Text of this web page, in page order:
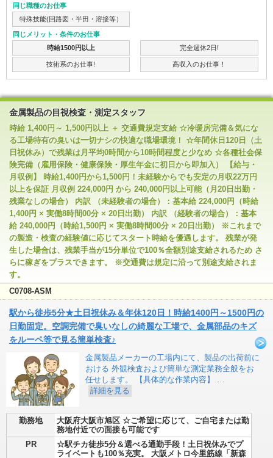
同じ職種のお仕事
特殊技能(回路図・半田・溶接等）
同じメリット・条件のお仕事
時給1500円以上
完全週休2日!
技術系のお仕事! 高収入のお仕事！
金属製品の目視検査・測定スタッフ
時給 1,400円～ 1,500円以上 ＋ 交通費規定支給 ☆冷暖房完備＆気にな
る工場特有の臭いは一切ナシの快適な職場環境！ ☆年間休日120日（土
日祝休み）で残業は月平均0時間から10時間程度と少なめ ☆各種社会保
険完備（雇用保険・健康保険・厚生年金に初日から即加入） 【給与・
月収例】 時給1,400円から1,500円！未経験からでも安定の月収22万円
以上を保証 月収例 224,000円 から 240,000円以上可能（月20日出勤・
残業なしの場合） 内訳 （未経験者の場合）：基本給 224,000円（時給
1,400円 × 実働8時間00分 × 20日出勤） 内訳 （経験者の場合）：基本
給 240,000円（時給1,500円 × 実働8時間00分 × 20日出勤） ※これまで
の製造・検査の経験値に応じてスタート時給を優遇します。 残業が発
生した場合は、残業手当が15分単位で100％全額別途支給されるため さ
らに稼ぎをプラスできます。 ※交通費は規定に沿って別途支給されま
す。
C0708-ASM
駅から徒歩5分★土日祝休み＆年休120日！時給1400円～1500円の
日勤固定。空調完備で臭いなしの綺麗な工場で、金属部品のキズ
をルーペ等で見る簡単検査♪
金属製品メーカーの工場内にて、製品の出荷前に
おける 外観検査および簡単な測定業務全般をお
任せします。 【具体的な作業内容】 …
詳細を見る
勤務地
大阪府大阪市旭区 ☆ご希望に応じて、ご自宅または勤
務地付近での面接も可能です
PR
☆駅チカ徒歩5分＆選べる通勤手段！土日祝休みでプ
ライベートも100％充実。 大阪メトロ今里筋線「新森